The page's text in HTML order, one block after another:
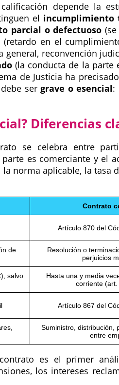
depende la
el incumplimiento
parcial o defectuoso
(retardo en el
general, reconvención
(la conducta de la parte
de Justicia ha
ser grave o esencial:
Diferencias
se celebra entre
es comerciante y el
norma aplicable, la tasa
Contrato
Artículo 870 del
de
Resolución o
perjuicios
salvo
Hasta una y media
corriente (art.
Artículo 867 del
Suministro, distribución,
entre
es el primer
los intereses